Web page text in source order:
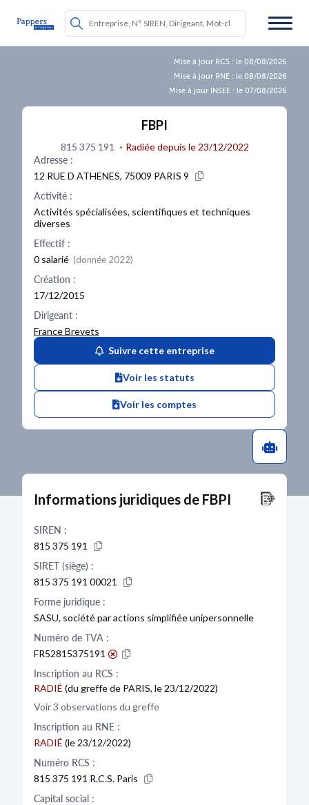
Mise à jour RCS : le 08/08/2026
Mise à jour RNE : le 08/08/2026
Mise à jour INSEE : le 07/08/2026
FBPI
815 375 191 · Radiée depuis le 23/12/2022
Adresse :
12 RUE D ATHENES, 75009 PARIS 9
Activité :
Activités spécialisées, scientifiques et techniques
diverses
Effectif :
0 salarié (donnée 2022)
Création :
17/12/2015
Dirigeant :
France Brevets
Suivre cette entreprise
Voir les statuts
Voir les comptes
Informations juridiques de FBPI
SIREN :
815 375 191
SIRET (siège) :
815 375 191 00021
Forme juridique :
SASU, société par actions simplifiée unipersonnelle
Numéro de TVA :
FR52815375191
Inscription au RCS :
RADIÉ (du greffe de PARIS, le 23/12/2022)
Voir 3 observations du greffe
Inscription au RNE :
RADIÉ (le 23/12/2022)
Numéro RCS :
815 375 191 R.C.S. Paris
Capital social :